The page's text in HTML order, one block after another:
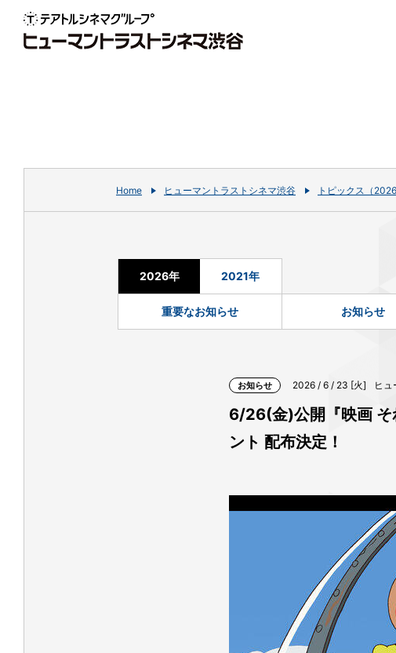
Home ヒューマントラストシネマ渋谷 トピックス（2026
2026年 2021年
重要なお知らせ お知らせ
お知らせ 2026 / 6 / 23 [火] ヒ
6/26(金)公開『映画
ント 配布決定！